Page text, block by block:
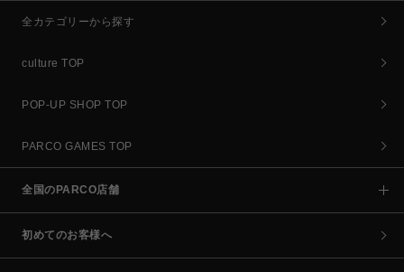
全カテゴリーから探す
culture TOP
POP-UP SHOP TOP
PARCO GAMES TOP
全国のPARCO店舗
初めてのお客様へ